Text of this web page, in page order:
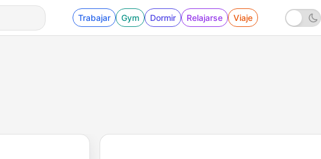
Trabajar Gym Dormir Relajarse Viaje